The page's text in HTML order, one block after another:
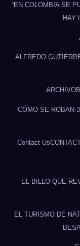
“EN COLOMBIA SE
HAY
ALFREDO
ARCHIVO
CÓMO SE ROBAN
Contact Us
EL BILLO QUE
EL TURISMO DE